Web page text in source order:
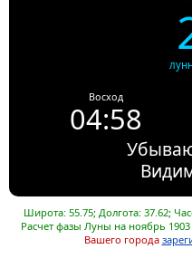
Восход
04:58
Широта: 55.75; Долгота: 37.62;
Расчет фазы Луны на ноябрь 1903
Вашего города